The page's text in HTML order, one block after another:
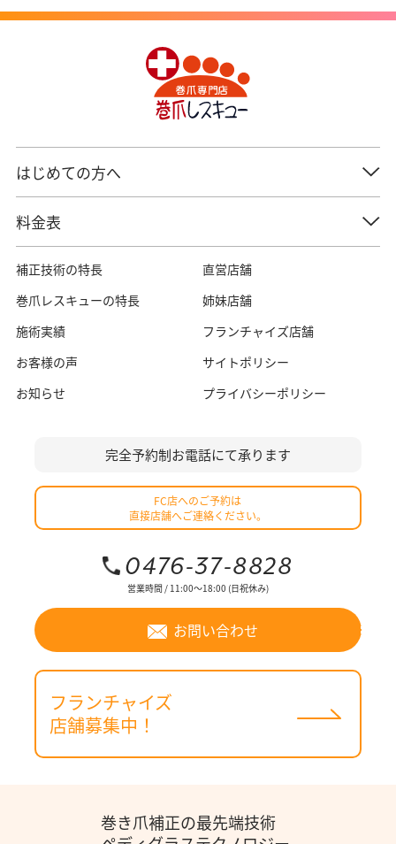
はじめての方へ
料金表
補正技術の特長
巻爪レスキューの特長
施術実績
お客様の声
お知らせ
直営店舗
姉妹店舗
フランチャイズ店舗
サイトポリシー
プライバシーポリシー
完全予約制お電話にて承ります
FC店へのご予約は
直接店舗へご連絡ください。
0476-37-8828
営業時間 / 11:00～18:00 (日祝休み)
お問い合わせ
フランチャイズ
店舗募集中！
巻き爪補正の最先端技術